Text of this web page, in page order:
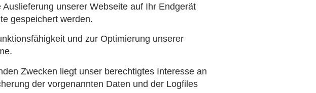
unserer Webseite auf Ihr Endgerät
gespeichert werden.
und zur Optimierung unserer
Zwecken liegt unser berechtigtes Interesse an
der vorgenannten Daten und der Logfiles